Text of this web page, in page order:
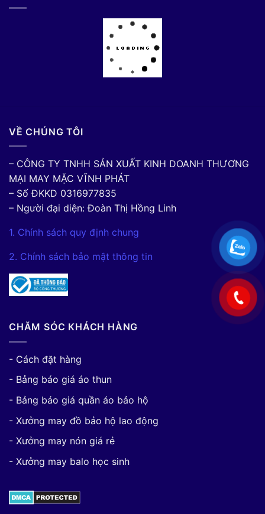
VỀ CHÚNG TÔI
– CÔNG TY TNHH SẢN XUẤT KINH DOANH THƯƠNG
MẠI MAY MẶC VĨNH PHÁT
– Số ĐKKD 0316977835
– Người đại diện: Đoàn Thị Hồng Linh
1. Chính sách quy định chung
2. Chính sách bảo mật thông tin
CHĂM SÓC KHÁCH HÀNG
- Cách đặt hàng
- Bảng báo giá áo thun
- Bảng báo giá quần áo bảo hộ
- Xưởng may đồ bảo hộ lao động
- Xưởng may nón giá rẻ
- Xưởng may balo học sinh